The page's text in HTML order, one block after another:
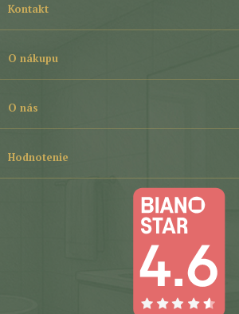
i
Kontakt
O nákupu
O nás
Hodnotenie